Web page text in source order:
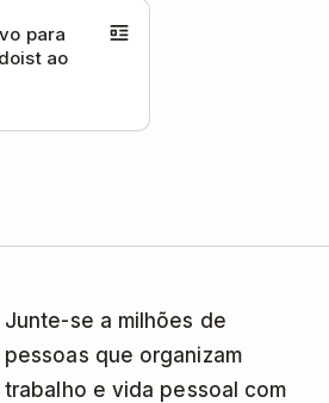
para
ao
Junte-se a milhões de
pessoas que organizam
trabalho e vida pessoal com